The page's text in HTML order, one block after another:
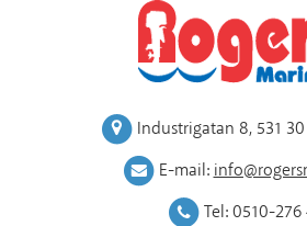
Industrigatan 8, 531
E-mail:
Tel:0510-276